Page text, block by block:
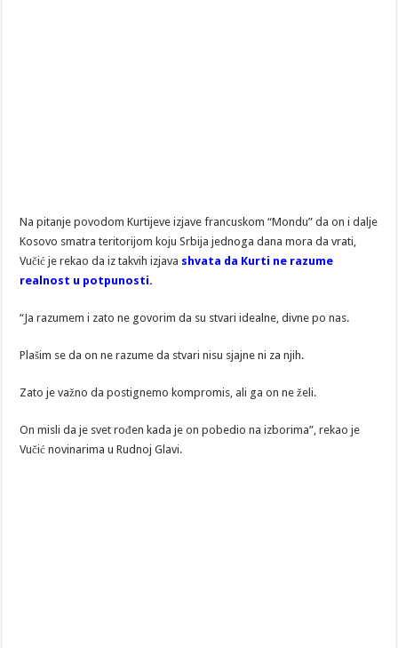
Na pitanje povodom Kurtijeve izjave francuskom “Mondu” da on i dalje
Kosovo smatra teritorijom koju Srbija jednoga dana mora da vrati,
Vučić je rekao da iz takvih izjava shvata da Kurti ne razume
realnost u potpunosti.
“Ja razumem i zato ne govorim da su stvari idealne, divne po nas.
Plašim se da on ne razume da stvari nisu sjajne ni za njih.
Zato je važno da postignemo kompromis, ali ga on ne želi.
On misli da je svet rođen kada je on pobedio na izborima”, rekao je
Vučić novinarima u Rudnoj Glavi.